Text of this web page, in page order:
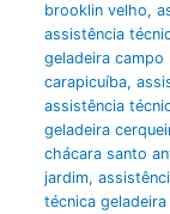
brooklin velho,
assistência
geladeira campo
carapicuíba,
assistência
geladeira
chácara santo
jardim,
técnica